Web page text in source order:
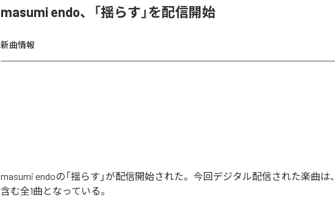
masumi endo、「揺らす」を配信開始
新曲情報
masumi endoの「揺らす」が配信開始された。今回デジタル配信された楽曲は
含む全1曲となっている。